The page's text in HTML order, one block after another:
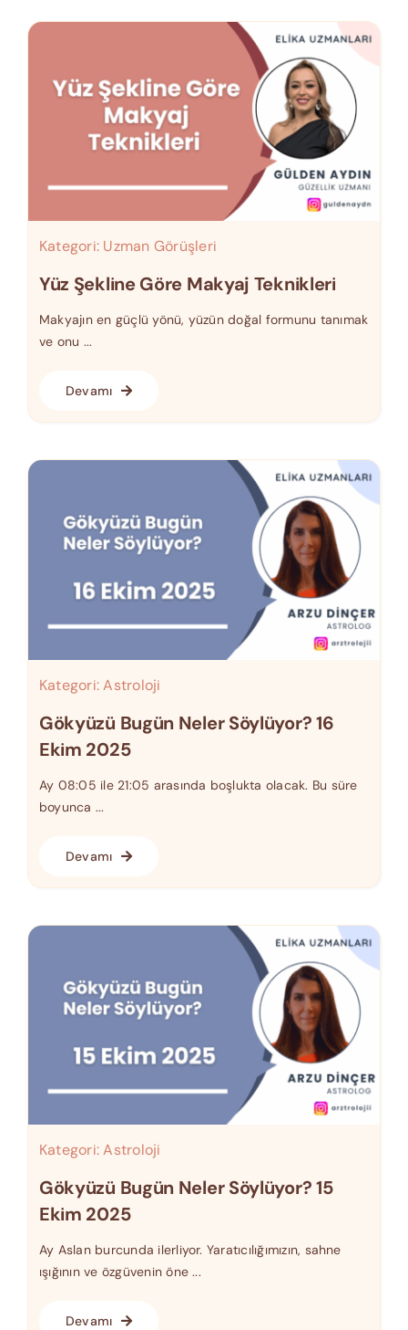
Kategori: Uzman Görüşleri
Yüz Şekline Göre Makyaj Teknikleri
Makyajın en güçlü yönü, yüzün doğal formunu tanımak
ve onu ...
Devamı
Kategori:Astroloji
Gökyüzü Bugün Neler Söylüyor? 16
Ekim 2025
Ay 08:05 ile 21:05 arasında boşlukta olacak. Bu süre
boyunca ...
Devamı
Kategori:Astroloji
Gökyüzü Bugün Neler Söylüyor? 15
Ekim 2025
Ay Aslan burcunda ilerliyor. Yaratıcılığımızın, sahne
ışığının ve özgüvenin öne ...
Devamı